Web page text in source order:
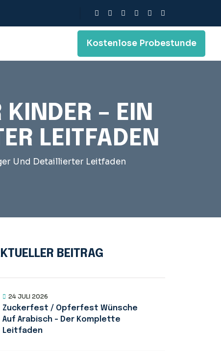
Kostenlose Probestunde
– EIN
LEITFADEN
Und Detaillierter Leitfaden
BEITRAG
24 JULI 2026
Zuckerfest / Opferfest Wünsche
Auf Arabisch – Der Komplette
Leitfaden